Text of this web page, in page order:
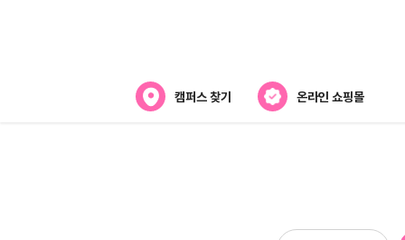
캠퍼스 찾기 온라인 쇼핑몰
전국캠퍼스 찾기